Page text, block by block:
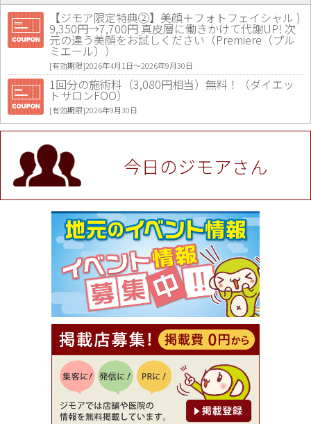
【ジモア限定特典②】美顔＋フォトフェイシャル )
9,350円→7,700円 真皮層に働きかけて代謝UP! 次
元の違う美顔をお試しください（Premiere（プル
ミエール））
[有効期限]2026年4月1日〜2026年9月30日
1回分の施術料（3,080円相当）無料！（ダイエッ
トサロンFOO）
[有効期限]2026年9月30日
値段提示後「ジモア見た」で更に買い取り金額 U
P！※チケットと新品商品は除く（大黒屋 高田馬場
駅前店）
[有効期限]2026年9月30日
★ジモア限定特典★ お会計より全品5％OFF（ナチ
ュラル＆ハンドメイドショップ［マキマキ］）
[有効期限]2026年9月30日まで
【ジモア限定①】初回割引 特価 VIO脱毛11,000円
⇒8,800円（メンズ専門ワックス脱毛サロン Mickle
（ミックル））
[有効期限]2026年9月30日
【ジモア読者特典2】コース 3,500円→3,000円（料
理5品+2時間飲み放題）（創作イタリアン Pia Cu
ore（ピアクオーレ））
[有効期限]2026年9月30日
【ジモア読者特典1】料理全品20％OFF ※18時以
降（創作イタリアン Pia Cuore（ピアクオーレ））
[有効期限]2026年9月30日
【ジモア限定②】初回割引 特価 鼻毛脱毛 半額 2,2
00円⇒1,100円（メンズ専門ワックス脱毛サロン Mi
今日のジモアさん